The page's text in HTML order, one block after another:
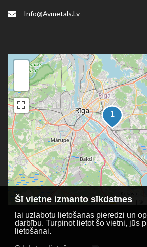
Šī vietne izmanto sīkdatnes
lai uzlabotu lietošanas pieredzi un
darbību. Turpinot lietot šo vietni, jūs
lietošanai.
Info@avmetals.lv
Leaflet